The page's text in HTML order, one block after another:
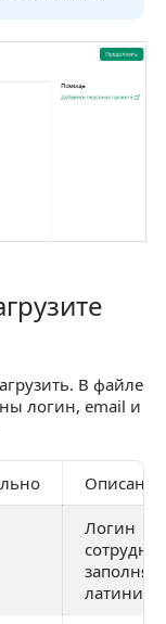
файл
В файле
логин, email и
Описание
Логин